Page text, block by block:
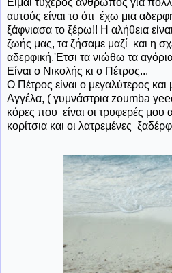
Είμαι τυχερός άνθρωπος για
αυτούς είναι το ότι έχω μια
ξάφνιασα το ξέρω!! Η αλήθεια
ζωής μας, τα ζήσαμε μαζί και η
αδερφική.'Eτσι τα νιώθω τα
Είναι ο Νικολής κι ο Πέτρος...
Ο Πέτρος είναι ο μεγαλύτερος και
Αγγέλα, ( γυμνάστρια zoumba
κόρες που είναι οι τρυφερές μου
κορίτσια και οι λατρεμένες